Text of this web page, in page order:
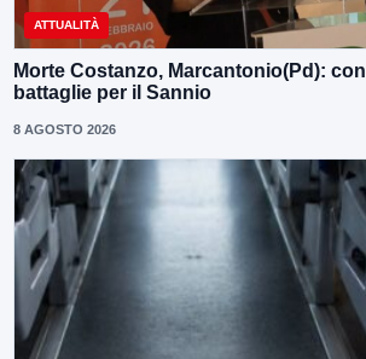
ATTUALITÀ
Morte Costanzo, Marcantonio(Pd):
battaglie per il Sannio
8 AGOSTO 2026